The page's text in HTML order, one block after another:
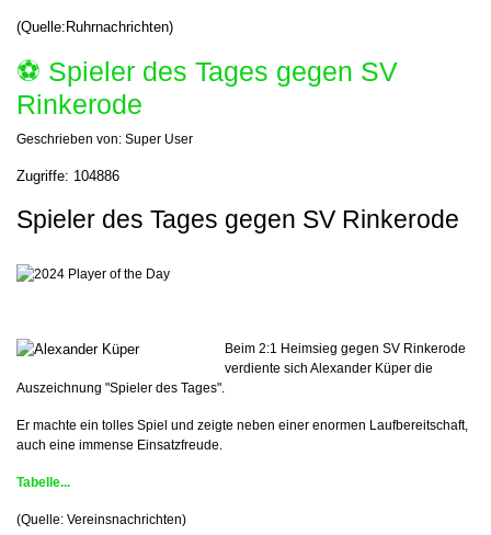
(Quelle:Ruhrnachrichten)
⚽️ Spieler des Tages gegen SV
Rinkerode
Geschrieben von: Super User
Zugriffe: 104886
Spieler des Tages gegen SV Rinkerode
Beim 2:1 Heimsieg gegen SV Rinkerode
verdiente sich Alexander Küper die
Auszeichnung "Spieler des Tages".
Er machte ein tolles Spiel und zeigte neben einer enormen Laufbereitschaft,
auch eine immense Einsatzfreude.
Tabelle...
(Quelle: Vereinsnachrichten)